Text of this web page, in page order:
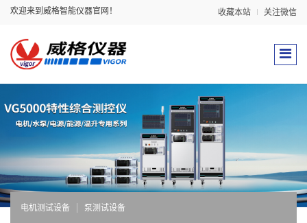
欢迎来到威格智能仪器官网！ 收藏本站 关注微信
电机测试设备 泵测试设备